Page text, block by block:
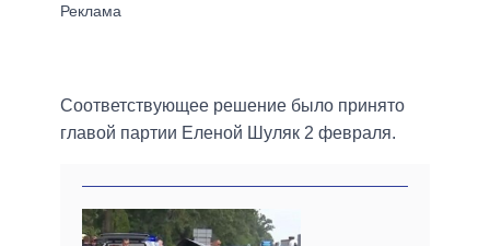
Соответствующее решение было принято
главой партии Еленой Шуляк 2 февраля.